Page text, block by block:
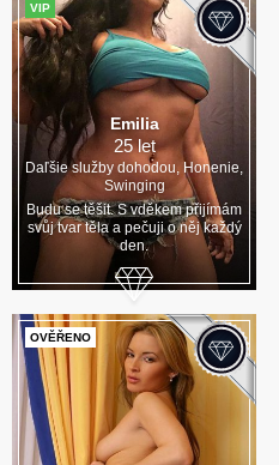
VIP
Emilia
25 let
Daľšie služby dohodou, Honenie,
Swinging
Budu se těšit. S vděkem přijímám
svůj tvar těla a pečuji o něj každý
den.
OVĚŘENO